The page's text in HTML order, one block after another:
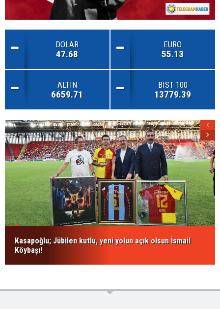
DOLAR
47.68
EURO
55.13
ALTIN
6659.71
BIST 100
13779.39
Kasapoğlu; Jübilen kutlu, yeni yolun açık olsun İsmail
Köybaşı!